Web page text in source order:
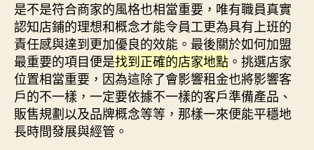
是不是符合商家的風格也相當重要，唯有職員真實
認知店鋪的理想和概念才能令員工更為具有上班的
責任感與達到更加優良的效能。最後關於如何加盟
最重要的項目便是找到正確的店家地點 。挑選店家
位置相當重要，因為這除了會影響租金也將影響客
戶的不一樣，一定要依據不一樣的客戶準備產品、
販售規劃以及品牌概念等等，那樣一來便能平穩地
長時間發展與經管。